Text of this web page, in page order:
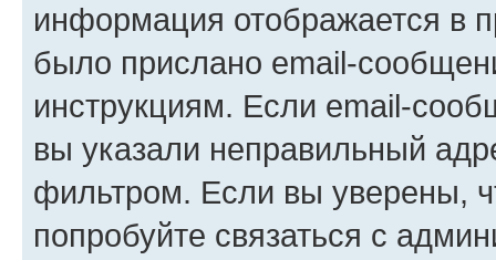
информация отображается в
было прислано email-
инструкциям. Если email-
вы указали неправильный
фильтром. Если вы уверены,
попробуйте связаться с